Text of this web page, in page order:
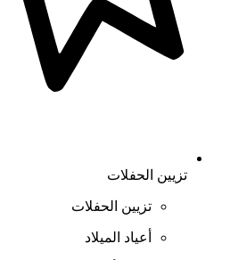
تزيين الحفلات
تزيين الحفلات
أعياد الميلاد